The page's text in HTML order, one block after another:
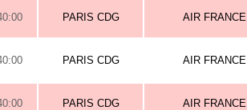
PARIS CDG AIR FRANCE
PARIS CDG AIR FRANCE
PARIS CDG AIR FRANCE